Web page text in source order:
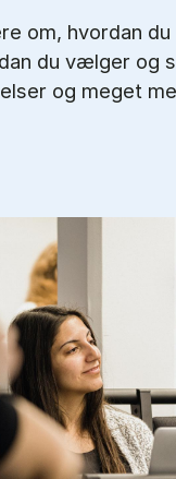
om, hvordan
du vælger og
og meget